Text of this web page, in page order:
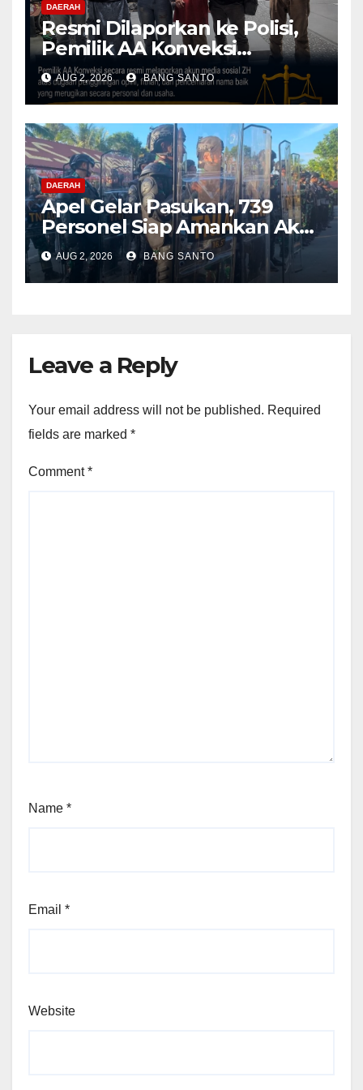
DAERAH
Resmi Dilaporkan ke Polisi,
Pemilik AA Konveksi
Didampingi Tim Advokat
Lentera Netizen Indonesia (L-
NET-ID)
AUG 2, 2026 BANG SANTO
DAERAH
Apel Gelar Pasukan, 739
Personel Siap Amankan Aksi
Damai KNPB di Kantor MRP
Papua Tengah
AUG 2, 2026 BANG SANTO
Leave a Reply
Your email address will not be published. Required
fields are marked *
Comment*
Name *
Email *
Website